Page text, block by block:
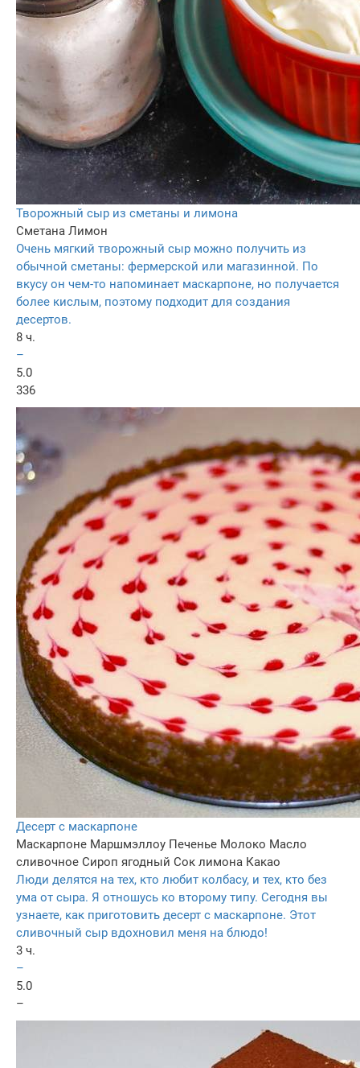
Творожный сыр из сметаны и лимона
Сметана Лимон
Очень мягкий творожный сыр можно получить из
обычной сметаны: фермерской или магазинной. По
вкусу он чем-то напоминает маскарпоне, но получается
более кислым, поэтому подходит для создания
десертов.
8 ч.
–
5.0
336
Десерт с маскарпоне
Маскарпоне Маршмэллоу Печенье Молоко Масло
сливочное Сироп ягодный Сок лимона Какао
Люди делятся на тех, кто любит колбасу, и тех, кто без
ума от сыра. Я отношусь ко второму типу. Сегодня вы
узнаете, как приготовить десерт с маскарпоне. Этот
сливочный сыр вдохновил меня на блюдо!
3 ч.
–
5.0
–